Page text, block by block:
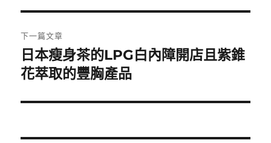
覽
文
章:
下一篇文章
下
一
文
日本瘦身茶的LPG白內障開店且紫錐
花萃取的豐胸產品